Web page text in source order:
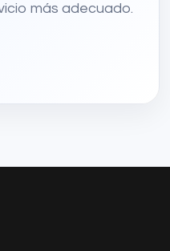
más adecuado.